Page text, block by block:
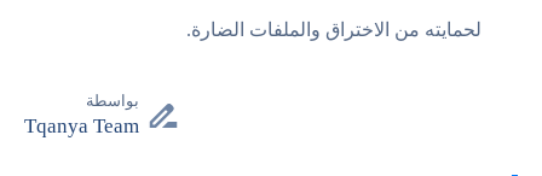
لحمايته من الاختراق والملفات الضارة.
بواسطة
Tqanya Team